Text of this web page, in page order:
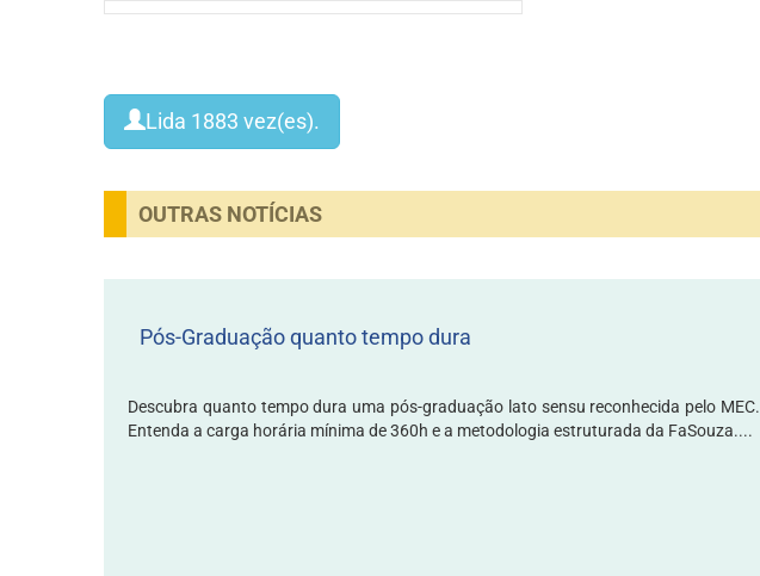
Lida 1883 vez(es).
OUTRAS NOTÍCIAS
Pós-Graduação quanto tempo dura
Descubra quanto tempo dura uma pós-graduação lato sensu reconhecida pelo MEC.
Entenda a carga horária mínima de 360h e a metodologia estruturada da FaSouza....